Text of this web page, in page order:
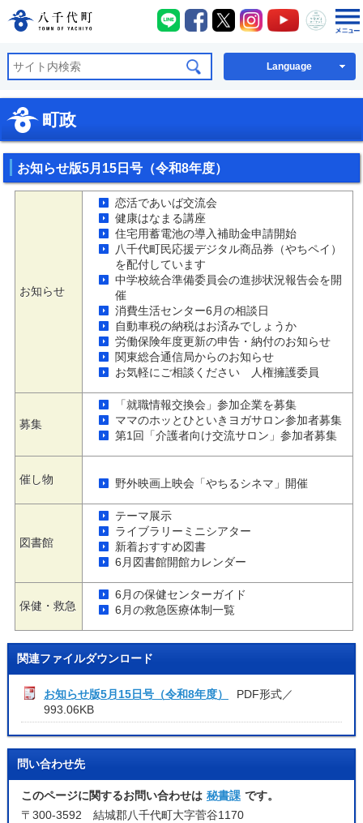
八千代町公式ホームページ
八千代町LINE
八千代町Facebook
八千代町X八千代町Instagram
八千代町
八千
Language
町政
お知らせ版5月15日号（令和8年度）
お知らせ
恋活であいば交流会
健康はなまる講座
住宅用蓄電池の導入補助金申請開始
八千代町民応援デジタル商品券（やちペイ）
を配付しています
中学校統合準備委員会の進捗状況報告会を開
催
消費生活センター6月の相談日
自動車税の納税はお済みでしょうか
労働保険年度更新の申告・納付のお知らせ
関東総合通信局からのお知らせ
お気軽にご相談ください 人権擁護委員
募集
「就職情報交換会」参加企業を募集
ママのホッとひといきヨガサロン参加者募集
第1回「介護者向け交流サロン」参加者募集
催し物 野外映画上映会「やちるシネマ」開催
図書館
テーマ展示
ライブラリーミニシアター
新着おすすめ図書
6月図書館開館カレンダー
保健・救急
6月の保健センターガイド
6月の救急医療体制一覧
関連ファイルダウンロード
お知らせ版5月15日号（令和8年度）
PDF形式／
993.06KB
問い合わせ先
このページに関するお問い合わせは 秘書課 です。
〒300-3592 結城郡八千代町大字菅谷1170